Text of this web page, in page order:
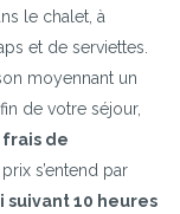
le chalet, à
et de serviettes.
moyennant un
de votre séjour,
frais de
prix s’entend par
suivant 10 heures